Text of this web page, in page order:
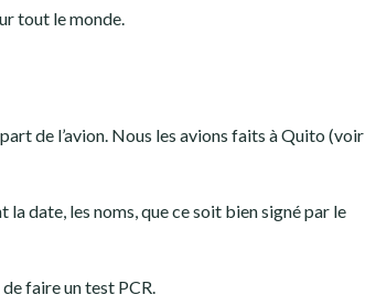
tout le monde.
de l’avion. Nous les avions faits à Quito (voir
date, les noms, que ce soit bien signé par le
faire un test PCR.